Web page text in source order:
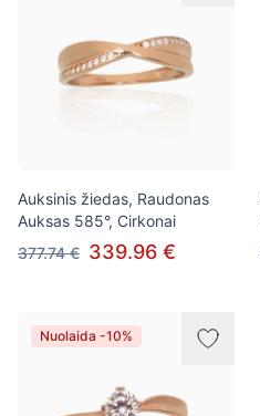
Auksinis žiedas, Raudonas
Auksas 585°, Cirkonai
377.74 € 339.96 €
Nuolaida -10%